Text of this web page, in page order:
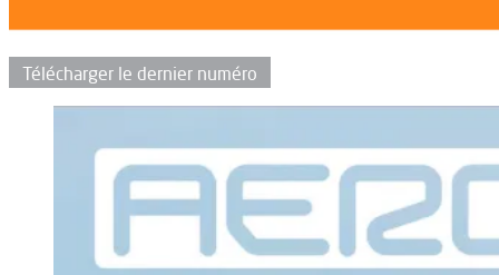
Télécharger le dernier numéro